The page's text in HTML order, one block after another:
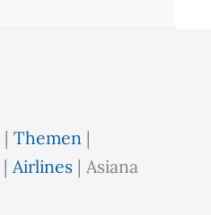
|Themen |
|Airlines |Asiana